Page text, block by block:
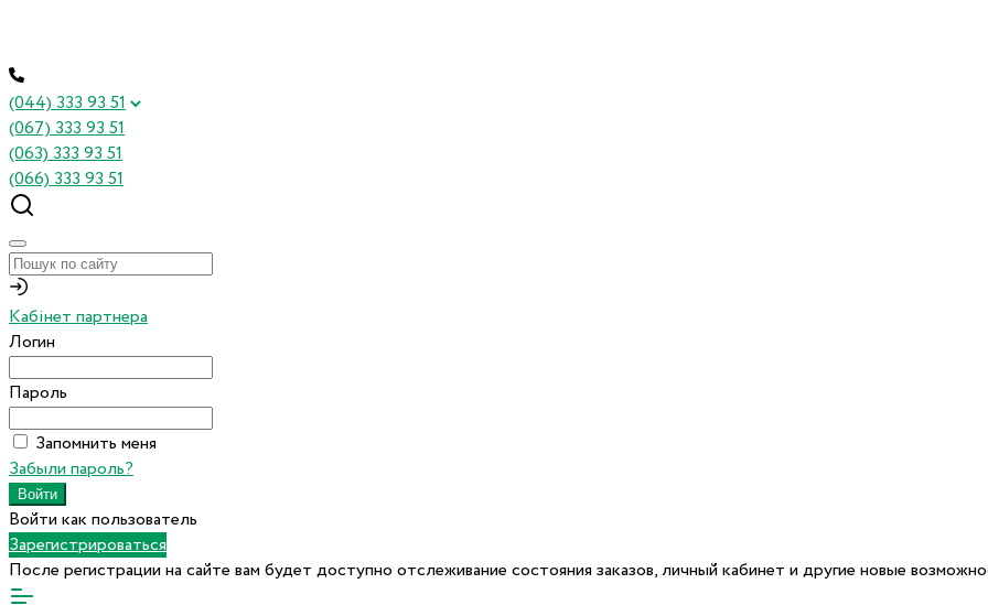
(044) 333 93 51
(067) 333 93 51
(063) 333 93 51
(066) 333 93 51
Кабінет партнера
Логин
Пароль
Запомнить меня
Забыли пароль?
Войти как пользователь
Зарегистрироваться
После регистрации на сайте вам будет доступно отслеживание состояния заказов, личный кабинет и другие новые